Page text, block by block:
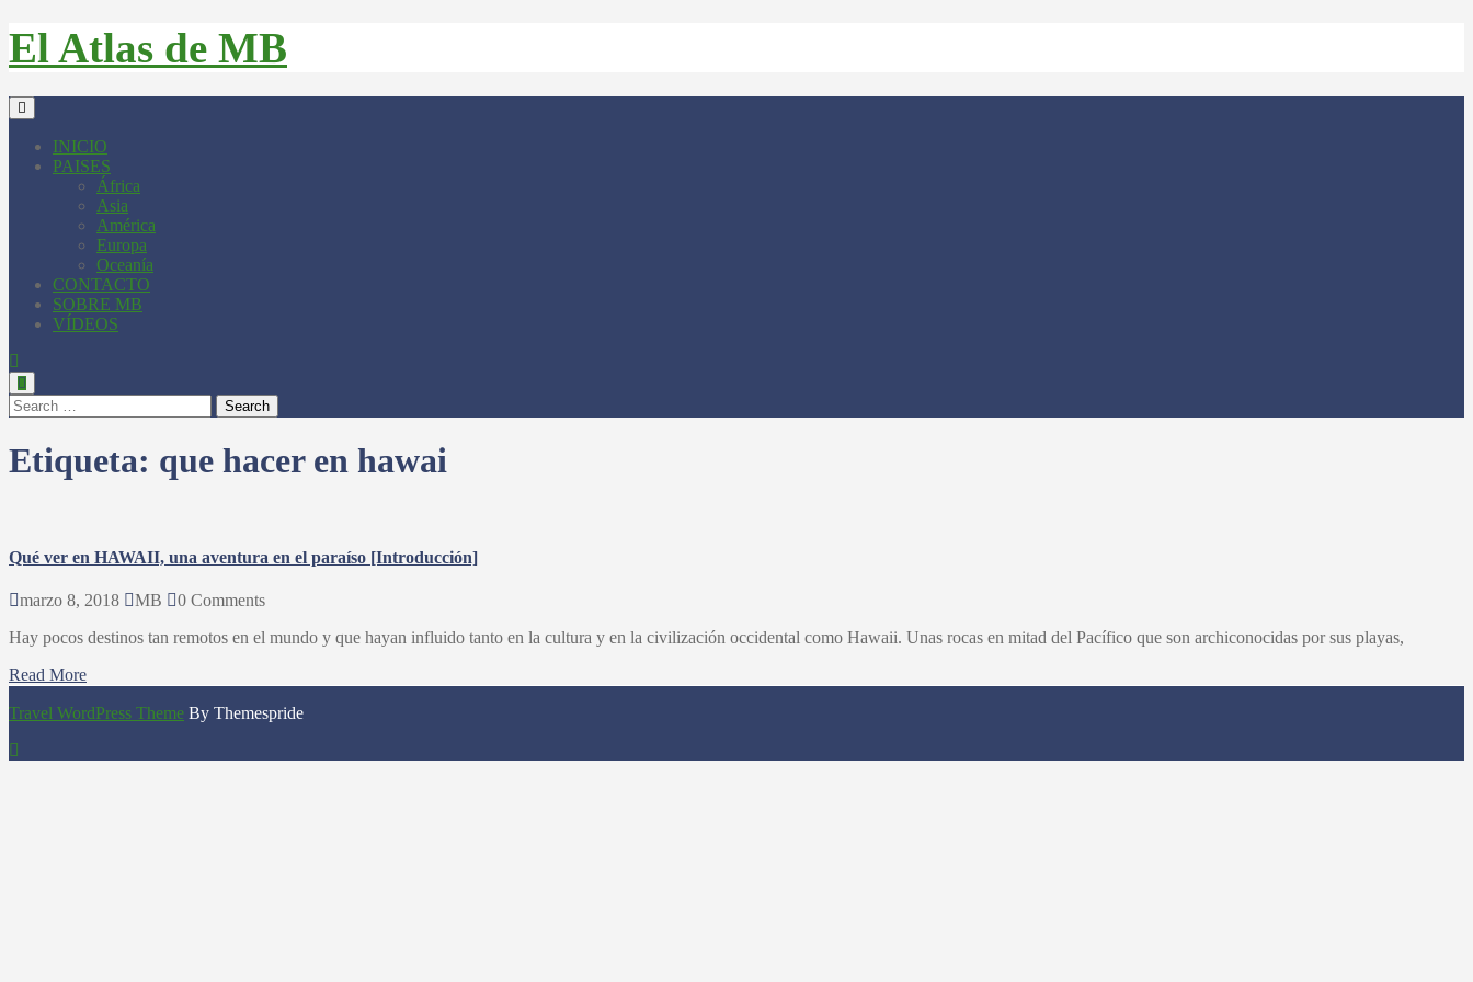
El Atlas de MB
INICIO
PAISES
África
Asia
América
Europa
Oceanía
CONTACTO
SOBRE MB
VÍDEOS
Search
Etiqueta: que hacer en hawai
Qué ver en HAWAII, una aventura en el paraíso [Introducción]
marzo 8, 2018 MB
0 Comments
Hay pocos destinos tan remotos en el mundo y que hayan influido tanto en la cultura y en la civilización occidental como Hawaii. Unas rocas en mitad del Pacífico que son archiconocidas por sus playas,
Read More
Travel WordPress Theme By Themespride